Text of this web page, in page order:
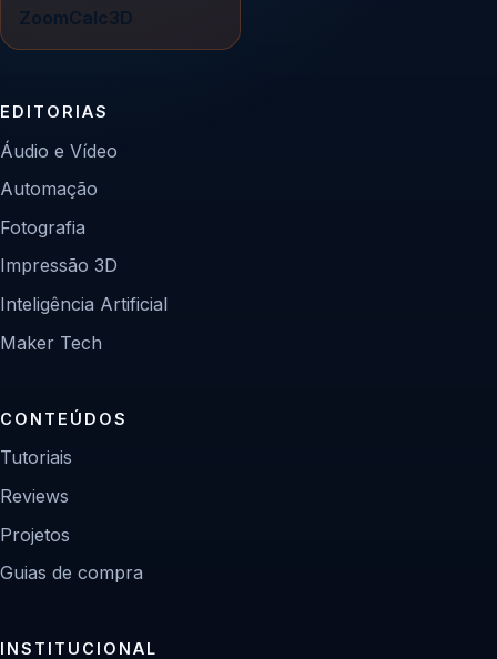
ZoomCalc3D
EDITORIAS
Áudio e Vídeo
Automação
Fotografia
Impressão 3D
Inteligência Artificial
Maker Tech
CONTEÚDOS
Tutoriais
Reviews
Projetos
Guias de compra
INSTITUCIONAL